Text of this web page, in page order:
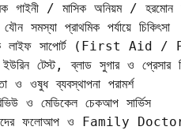
গাইনী / মাসিক অনিয়ম / হরমোন
সমস্যা প্রাথমিক পর্যায়ে চিকিৎসা
লাইফ সাপোর্ট (First
টেস্ট, ব্লাড সুগার ও প্রেসার
ও ওষুধ ব্যবস্থাপনা পরামর্শ
ও মেডিকেল চেকআপ সার্ভিস
ফলোআপ ও Family Doctor